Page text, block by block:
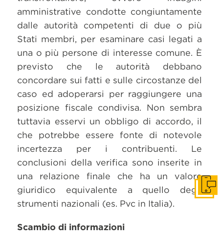
amministrative condotte congiuntamente
dalle autorità competenti di due o più
Stati membri, per esaminare casi legati a
una o più persone di interesse comune. È
previsto che le autorità debbano
concordare sui fatti e sulle circostanze del
caso ed adoperarsi per raggiungere una
posizione fiscale condivisa. Non sembra
tuttavia esservi un obbligo di accordo, il
che potrebbe essere fonte di notevole
incertezza per i contribuenti. Le
conclusioni della verifica sono inserite in
una relazione finale che ha un valore
giuridico equivalente a quello degli
strumenti nazionali (es. Pvc in Italia).
Scambio di informazioni
Get